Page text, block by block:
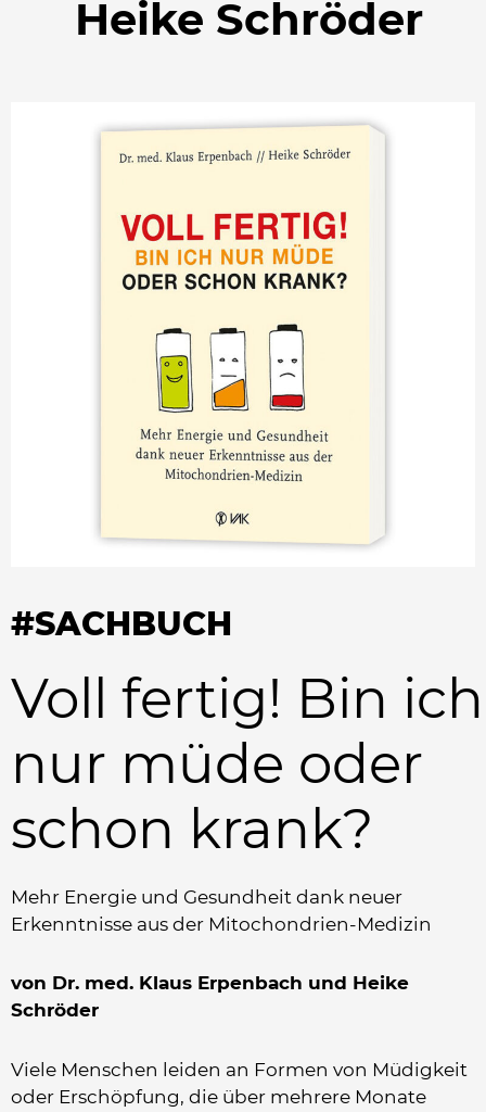
Heike Schröder
#SACHBUCH
Voll fertig! Bin ich
nur müde oder
schon krank?
Mehr Energie und Gesundheit dank neuer
Erkenntnisse aus der Mitochondrien-Medizin
von Dr. med. Klaus Erpenbach und Heike
Schröder
Viele Menschen leiden an Formen von Müdigkeit
oder Erschöpfung, die über mehrere Monate